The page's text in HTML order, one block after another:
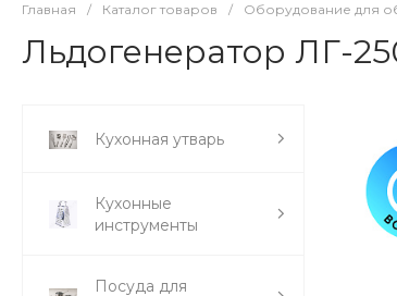
Главная / Каталог товаров / Оборудование для
Льдогенератор ЛГ-
Кухонная утварь
Кухонные
инструменты
Посуда для